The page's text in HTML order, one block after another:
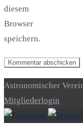
diesem
Browser
speichern.
Astronomischer
Mitgliederlogin